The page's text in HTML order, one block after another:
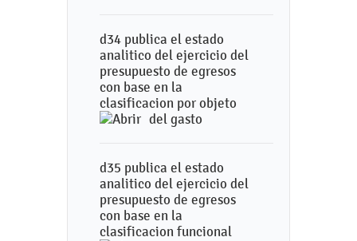
d34 publica el estado
analitico del ejercicio del
presupuesto de egresos
con base en la
clasificacion por objeto
del gasto
d35 publica el estado
analitico del ejercicio del
presupuesto de egresos
con base en la
clasificacion funcional